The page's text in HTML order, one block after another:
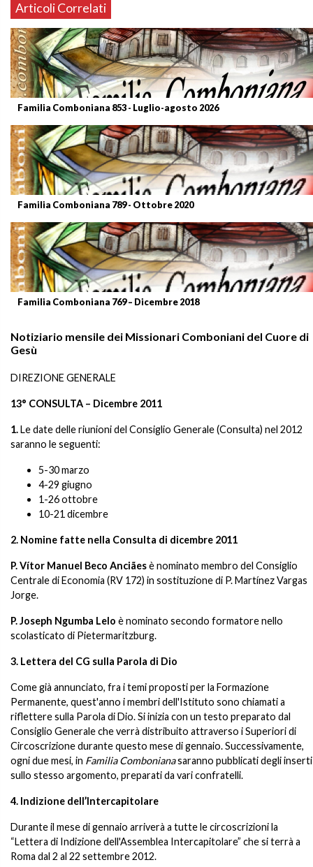
Articoli Correlati
Familia Comboniana 853 - Luglio-agosto 2026
Familia Comboniana 789 - Ottobre 2020
Familia Comboniana 769 – Dicembre 2018
Notiziario mensile dei Missionari Comboniani del Cuore di
Gesù
DIREZIONE GENERALE
13° CONSULTA – Dicembre 2011
1.Le date delle riunioni del Consiglio Generale (Consulta) nel 2012
saranno le seguenti:
5-30 marzo
4-29 giugno
1-26 ottobre
10-21 dicembre
2. Nomine fatte nella Consulta di dicembre 2011
P. Vítor Manuel Beco Anciãesè nominato membro del Consiglio
Centrale di Economia (RV 172) in sostituzione di P. Martínez Vargas
Jorge.
P. Joseph Ngumba Lelo è nominato secondo formatore nello
scolasticato di Pietermaritzburg.
3. Lettera del CG sulla Parola di Dio
Come già annunciato, fra i temi proposti per la Formazione
Permanente, quest'anno i membri dell'Istituto sono chiamati a
riflettere sulla Parola di Dio. Si inizia con un testo preparato dal
Consiglio Generale che verrà distribuito attraverso i Superiori di
Circoscrizione durante questo mese di gennaio. Successivamente,
ogni due mesi, in Familia Combonianasaranno pubblicati degli inserti
sullo stesso argomento, preparati da vari confratelli.
4. Indizione dell’Intercapitolare
Durante il mese di gennaio arriverà a tutte le circoscrizioni la
“Lettera di Indizione dell'Assemblea Intercapitolare” che si terrà a
Roma dal 2 al 22 settembre 2012.